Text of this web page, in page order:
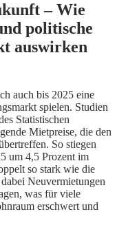
– Wie
politische
auswirken
auch bis 2025 eine
spielen. Studien
Statistischen
Mietpreise, die den
So stiegen
um 4,5 Prozent im
so stark wie die
Neuvermietungen
was für viele
erschwert und